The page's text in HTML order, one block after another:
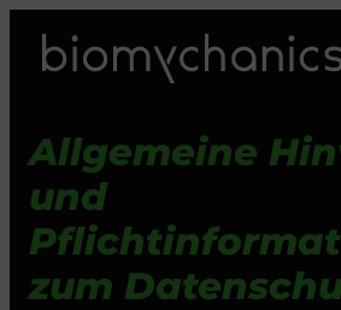
Inhalt
Allgemeine
und
zum